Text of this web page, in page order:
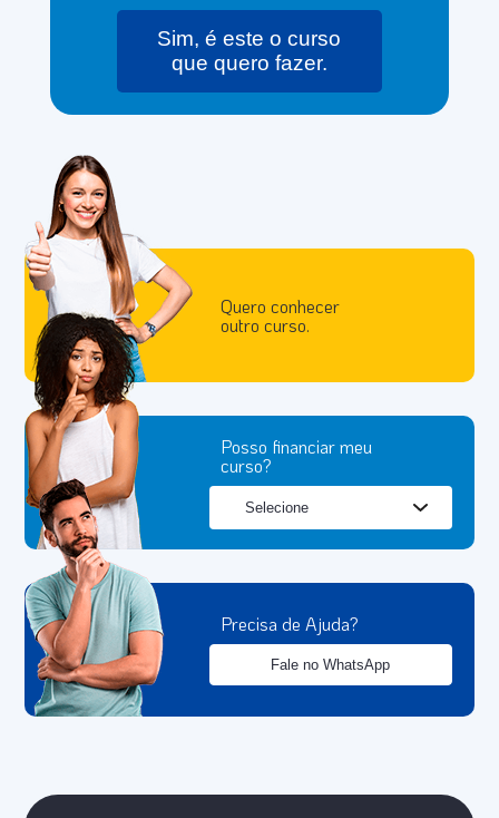
Sim, é este o curso
que quero fazer.
Quero conhecer
outro curso.
Posso financiar meu
curso?
Precisa de Ajuda?
Fale no WhatsApp